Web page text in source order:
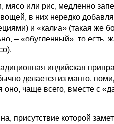
или рис, медленно
в них нередко
и «калиа» (такая же
– «обугленный», то есть,
индийская
делается из манго,
чаще всего, вместе с
присутствие которой